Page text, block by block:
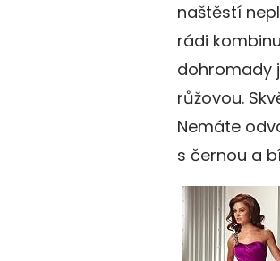
naštěstí
rádi
dohromady
růžovou.
Nemáte
s černou a